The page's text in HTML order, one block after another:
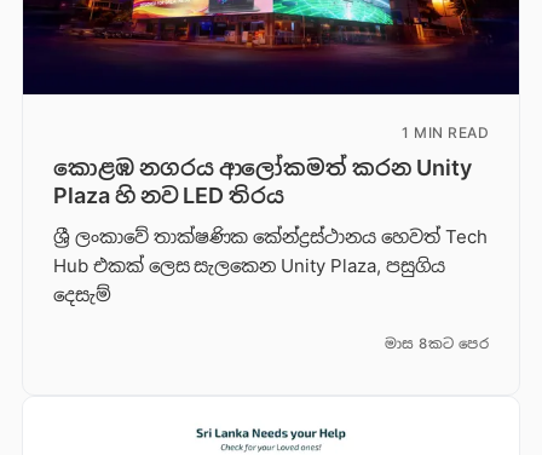
1 MIN READ
කොළඹ නගරය ආලෝකමත් කරන Unity
Plaza හි නව LED තිරය
ශ්‍රී ලංකාවේ තාක්ෂණික කේන්ද්‍රස්ථානය හෙවත් Tech
Hub එකක් ලෙස සැලකෙන Unity Plaza, පසුගිය
දෙසැම්
මාස 8කට පෙර